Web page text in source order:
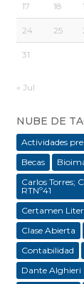
17 18
24 25
31
« Jul
NUBE DE
Actividades
Becas
Carlos Torres;
RTNº41
Certamen
Clase Abierta
Contabilidad
Dante Alghieri